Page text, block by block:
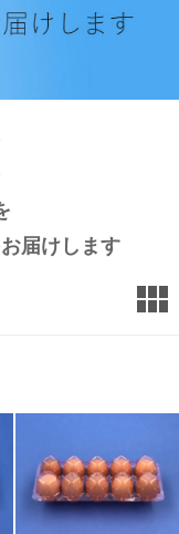
届けします